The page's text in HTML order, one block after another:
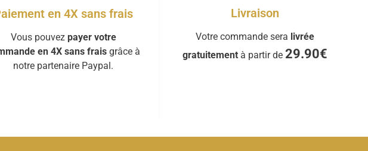
en 4X sans frais
Vous pouvez payer votre
en 4X sans fraisgrâce à
notre partenaire Paypal.
Livraison
Votre commande sera livrée
gratuitementà partir de 29.90€